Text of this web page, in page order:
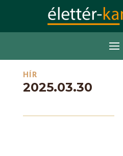
HÍR
2025.03.30